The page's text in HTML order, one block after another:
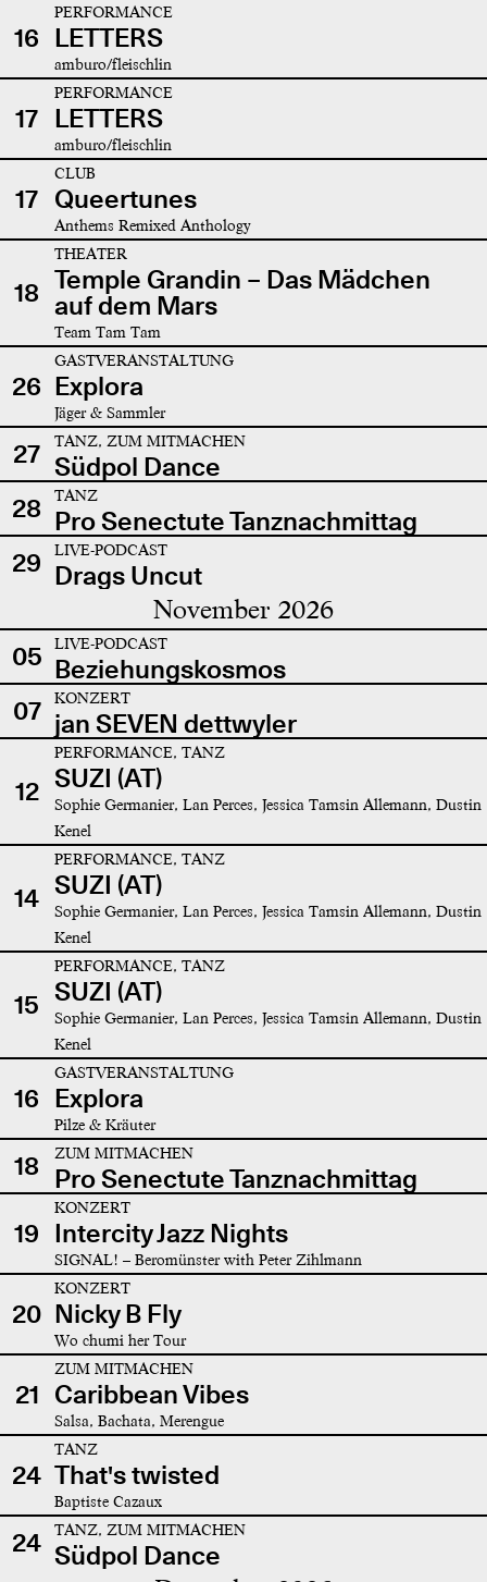
16
PERFORMANCE
LETTERS
amburo/fleischlin
17
PERFORMANCE
LETTERS
amburo/fleischlin
17
CLUB
Queertunes
Anthems Remixed Anthology
18
THEATER
Temple Grandin – Das Mädchen
auf dem Mars
Team Tam Tam
26
GASTVERANSTALTUNG
Explora
Jäger & Sammler
27 TANZ, ZUM MITMACHEN
Südpol Dance
28
TANZ
Pro Senectute Tanznachmittag
29
LIVE-PODCAST
Drags Uncut
November 2026
05 LIVE-PODCAST
Beziehungskosmos
07
KONZERT
jan SEVEN dettwyler
12
PERFORMANCE, TANZ
SUZI (AT)
Sophie Germanier, Lan Perces, Jessica Tamsin Allemann, Dustin
Kenel
14
PERFORMANCE, TANZ
SUZI (AT)
Sophie Germanier, Lan Perces, Jessica Tamsin Allemann, Dustin
Kenel
15
PERFORMANCE, TANZ
SUZI (AT)
Sophie Germanier, Lan Perces, Jessica Tamsin Allemann, Dustin
Kenel
16
GASTVERANSTALTUNG
Explora
Pilze & Kräuter
18 ZUM MITMACHEN
Pro Senectute Tanznachmittag
19
KONZERT
Intercity Jazz Nights
SIGNAL! – Beromünster with Peter Zihlmann
20
KONZERT
Nicky B Fly
Wo chumi her Tour
21
ZUM MITMACHEN
Caribbean Vibes
Salsa, Bachata, Merengue
24
TANZ
That's twisted
Baptiste Cazaux
24 TANZ, ZUM MITMACHEN
Südpol Dance